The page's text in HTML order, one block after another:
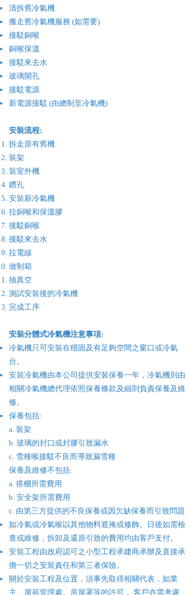
清拆舊冷氣機
搬走舊冷氣機服務 (如需要)
接駁銅喉
銅喉保溫
接駁來去水
玻璃開孔
接駁電源
新電源接駁 (由總制至冷氣機)
安裝流程:
拆走原有舊機
裝架
裝室外機
鑽孔
安裝新冷氣機
​拉銅喉和保溫膠
接駁銅喉
接駁來去水
拉電線
做制箱
​抽真空
​測試安裝後的冷氣機
完成工序
​安裝分體式冷氣機注意事項:
冷氣機只可安裝在穩固及有足夠空間之窗口或冷氣
台。
安裝冷氣機由本公司提供安裝保養一年，冷氣機則由
相關冷氣機總代理依照保養條款及細則負責保養及維
修。
保養包括:
a. 裝架
b. 玻璃的封口或封膠引致漏水
c. 雪種喉接駁不良而導致漏雪種
保養及維修不包括:
a. 搭棚所需費用
b. 安全架所需費用
c. 由第三方提供的不良保養或因欠缺保養而引致問題
如冷氣或冷氣喉以其他物料遮掩或修飾。日後如需檢
查或維修，拆卸及還原引致的費用均由客戶支付。
安裝工程由政府認可之小型工程承建商承辦及直接承
擔一切之安裝責任和第三者保險。
關於安裝工程及位置，須事先取得相關代表，如業
主、屋苑管理處、房屋署等的許可， 客戶亦需考慮